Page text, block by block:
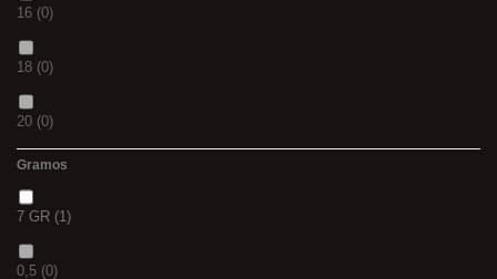
14(0)
42(0)
23(0)
38(0)
15(0)
3 M (0)
(0)
(0)
14MM
500
16 (0)
18 (0)
20 (0)
Gramos
7 GR (1)
0,5 (0)